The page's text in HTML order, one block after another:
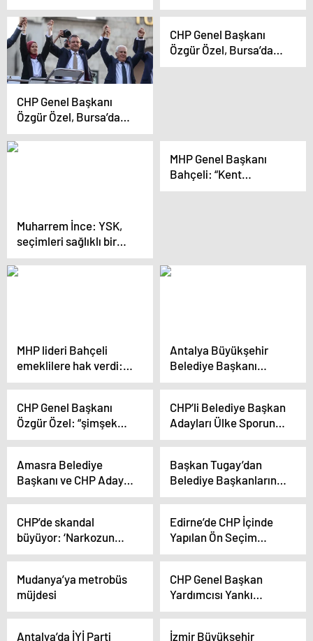
Genel Müdürü ile
görüşme sonrası
açıklama yaptı
polemiği
CHP Genel Başkanı
Özgür Özel, Bursa’da
adayını tanıttı
CHP Genel Başkanı
Özgür Özel, Bursa’da
Emeklileri Tahrik
Muharrem İnce: YSK,
seçimleri sağlıklı bir
şekilde
yapamayacağını
MHP Genel Başkanı
Bahçeli: “Kent
uzlaşması dedikleri
MHP lideri Bahçeli
emeklilere hak verdi:
Çağrıları haksız
Antalya Büyükşehir
Belediye Başkanı
Muhittin Böcek, Demre
buluştu
CHP Genel Başkanı
Özgür Özel: “şimşek
Diyor Ki ‘1 Nisan’dan
Politikasına
Geçeceğiz.
CHP’li Belediye Başkan
Adayları Ülke Sporunu
Geliştirecek
Amasra Belediye
Başkanı ve CHP Adayı
Recai Çakır, Seçim
Ediyor
Başkan Tugay’dan
Belediye Başkanlarına
Çağrı: “Adayların
CHP’de skandal
büyüyor: ‘Narkozun
etkisindeyken imza
Edirne’de CHP İçinde
Yapılan Ön Seçim
Sonrası Adaylıktan
Ciravoğlu’nun
Sevenleri Eylem Yaptı
Mudanya’ya metrobüs
müjdesi
CHP Genel Başkan
Yardımcısı Yankı
Bağcıoğlu, şehit
Antalya’da İYİ Parti İzmir Büyükşehir